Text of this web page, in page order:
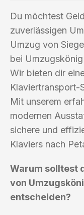
Du möchtest
zuverlässigen
Umzug von
bei
Wir bieten dir
Klaviertransport-
Mit unserem
modernen
sichere und
Klaviers nach
Warum solltest
von
entscheiden?